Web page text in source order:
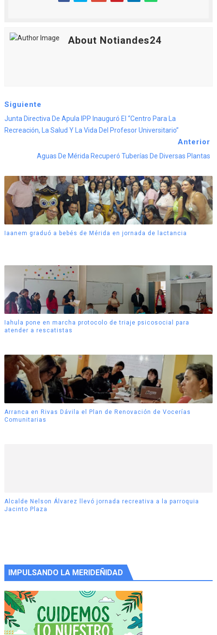
About Notiandes24
Siguiente
Junta Directiva De Apula IPP Inauguró El “Centro Para La
Recreación, La Salud Y La Vida Del Profesor Universitario”
Anterior
Aguas De Mérida Recuperó Tuberías De Diversas Plantas
Iaanem graduó a bebés de Mérida en jornada de lactancia
Iahula pone en marcha protocolo de triaje psicosocial para
atender a rescatistas
Arranca en Rivas Dávila el Plan de Renovación de Vocerías
Comunitarias
Alcalde Nelson Álvarez llevó jornada recreativa a la parroquia
Jacinto Plaza
IMPULSANDO LA MERIDEÑIDAD